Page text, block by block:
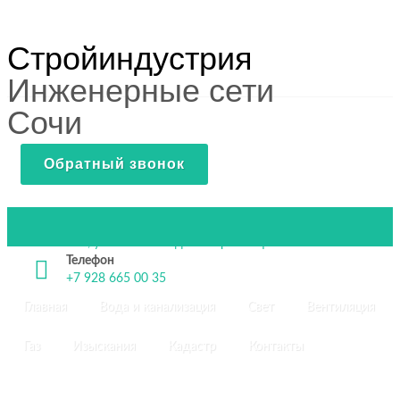
Стройиндустрия
Инженерные сети
Сочи
Обратный звонок
Телефон
+7 928 665 00 35